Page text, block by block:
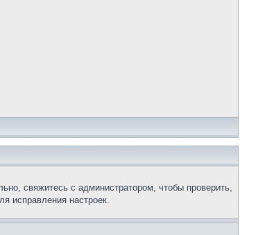
свяжитесь с администратором, чтобы проверить,
исправления настроек.